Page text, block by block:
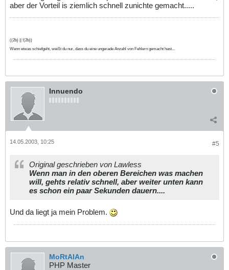
aber der Vorteil is ziemlich schnell zunichte gemacht.....
((2b) || !(2b))
Wenn etwas schiefgeht, weißt du nur, dass du eine ungerade Anzahl von Fehlern gemacht hast...
Innuendo
#5
14.05.2003, 10:25
Original geschrieben von Lawless
Wenn man in den oberen Bereichen was machen
will, gehts relativ schnell, aber weiter unten kann
es schon ein paar Sekunden dauern....
Und da liegt ja mein Problem.
MoRtAlAn
PHP Master